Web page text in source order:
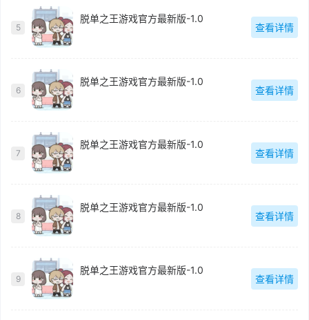
5
脱单之王游戏官方最新版-1.0
查看详情
6
脱单之王游戏官方最新版-1.0
查看详情
7
脱单之王游戏官方最新版-1.0
查看详情
8
脱单之王游戏官方最新版-1.0
查看详情
9
脱单之王游戏官方最新版-1.0
查看详情